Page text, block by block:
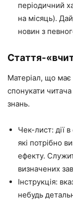
періодичний
на місяць).
новин з
Стаття-
Матеріал, що
спонукати
знань.
Чек-лист: дії в
які потрібно
ефекту.
визначених
Інструкція:
небудь